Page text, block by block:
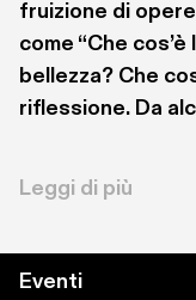
fruizione di
come “Che
bellezza? Che
riflessione. Da
dato il via ad una
estetica ed ha
Leggi di più
Eventi